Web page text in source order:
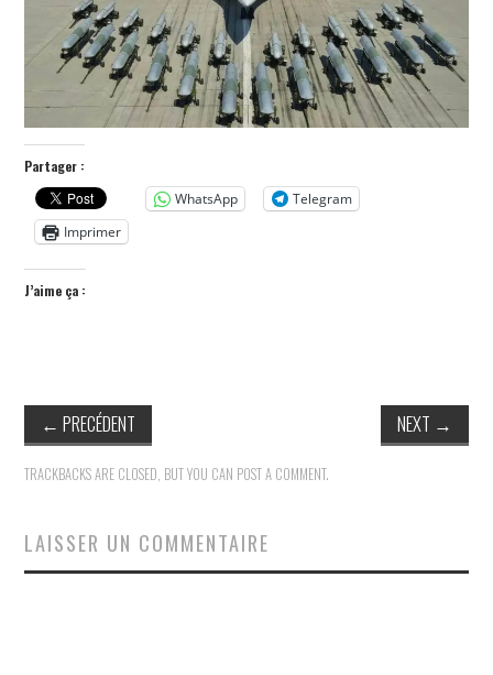
CULTURE
SPORT
Partager :
WhatsApp
Telegram
Imprimer
J’aime ça :
← PRECÉDENT NEXT →
TRACKBACKS ARE CLOSED, BUT YOU CAN POST A COMMENT.
LAISSER UN COMMENTAIRE